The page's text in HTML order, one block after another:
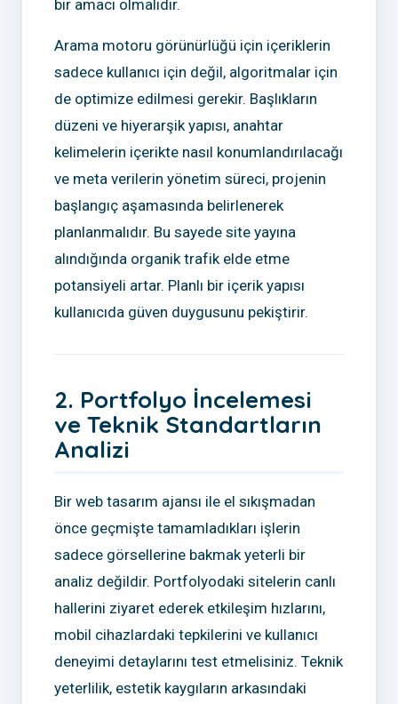
bir amacı olmalıdır.
Arama motoru görünürlüğü için içeriklerin
sadece kullanıcı için değil, algoritmalar için
de optimize edilmesi gerekir. Başlıkların
düzeni ve hiyerarşik yapısı, anahtar
kelimelerin içerikte nasıl konumlandırılacağı
ve meta verilerin yönetim süreci, projenin
başlangıç aşamasında belirlenerek
planlanmalıdır. Bu sayede site yayına
alındığında organik trafik elde etme
potansiyeli artar. Planlı bir içerik yapısı
kullanıcıda güven duygusunu pekiştirir.
2. Portfolyo İncelemesi
ve Teknik Standartların
Analizi
Bir web tasarım ajansı ile el sıkışmadan
önce geçmişte tamamladıkları işlerin
sadece görsellerine bakmak yeterli bir
analiz değildir. Portfolyodaki sitelerin canlı
hallerini ziyaret ederek etkileşim hızlarını,
mobil cihazlardaki tepkilerini ve kullanıcı
deneyimi detaylarını test etmelisiniz. Teknik
yeterlilik, estetik kaygıların arkasındaki